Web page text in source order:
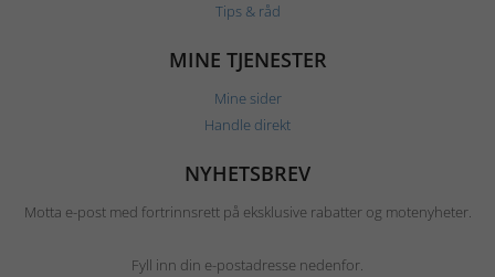
Tips & råd
MINE TJENESTER
Mine sider
Handle direkt
NYHETSBREV
Motta e-post med fortrinnsrett på eksklusive rabatter og motenyheter.
Fyll inn din e-postadresse nedenfor.